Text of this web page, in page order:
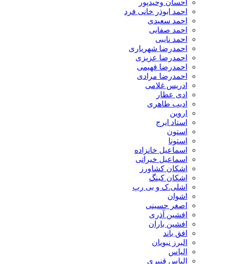
احسان وحیدپور
احمد ابوذر خانی فرد
احمد سعیدی
احمد صفایی
احمد نایبی
احمدرضا شهریاری
احمدرضا عزیزی
احمدرضا فهیمی
احمدرضا مرادی
ادریس غلامی
ادی عطار
ادیب طاهری
اروین
استاد ایرج
استون
استونا
اسماعیل خانزاده
اسماعیل خیراتی
اشکان کشاورز
اشکان کینگ
اشلی.ک و بی رپ
اشوان
اصغر حسینی
افشین آذری
افشین باران
افق باند
البرز نبویان
الیاس
الیاس قنبرى